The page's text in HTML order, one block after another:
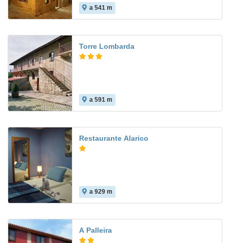
a 541 m
Torre Lombarda
a 591 m
Restaurante Alarico
a 929 m
A Palleira